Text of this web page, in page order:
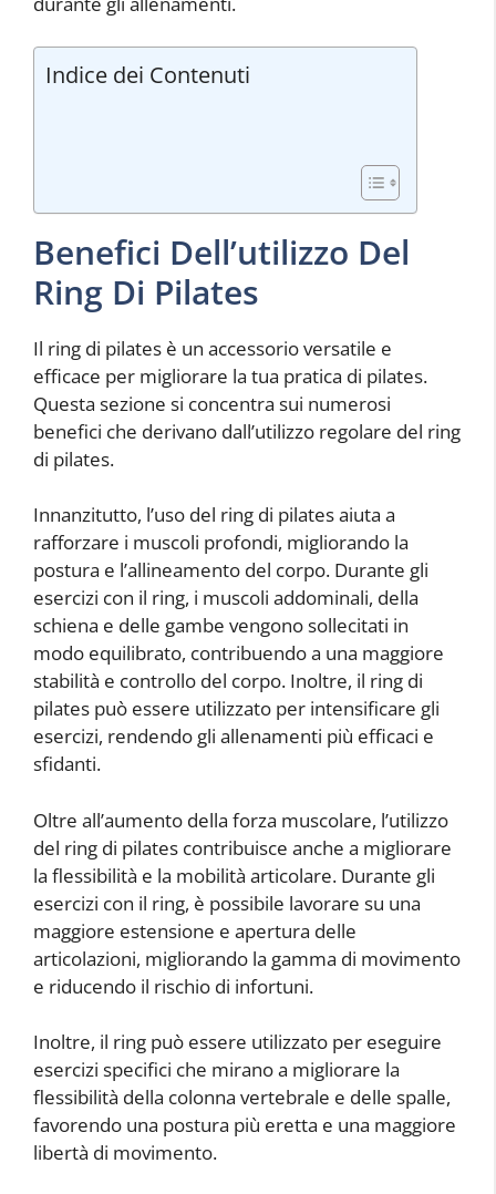
Indice dei Contenuti
Benefici Dell’utilizzo Del
Ring Di Pilates
Il ring di pilates è un accessorio versatile e
efficace per migliorare la tua pratica di pilates.
Questa sezione si concentra sui numerosi
benefici che derivano dall’utilizzo regolare del ring
di pilates.
Innanzitutto, l’uso del ring di pilates aiuta a
rafforzare i muscoli profondi, migliorando la
postura e l’allineamento del corpo. Durante gli
esercizi con il ring, i muscoli addominali, della
schiena e delle gambe vengono sollecitati in
modo equilibrato, contribuendo a una maggiore
stabilità e controllo del corpo. Inoltre, il ring di
pilates può essere utilizzato per intensificare gli
esercizi, rendendo gli allenamenti più efficaci e
sfidanti.
Oltre all’aumento della forza muscolare, l’utilizzo
del ring di pilates contribuisce anche a migliorare
la flessibilità e la mobilità articolare. Durante gli
esercizi con il ring, è possibile lavorare su una
maggiore estensione e apertura delle
articolazioni, migliorando la gamma di movimento
e riducendo il rischio di infortuni.
Inoltre, il ring può essere utilizzato per eseguire
esercizi specifici che mirano a migliorare la
flessibilità della colonna vertebrale e delle spalle,
favorendo una postura più eretta e una maggiore
libertà di movimento.